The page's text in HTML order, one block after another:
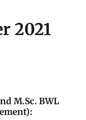
2021
M.Sc. BWL